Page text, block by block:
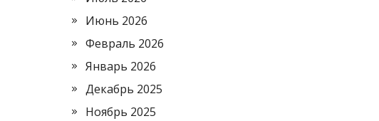
Июнь 2026
Февраль 2026
Январь 2026
Декабрь 2025
Ноябрь 2025